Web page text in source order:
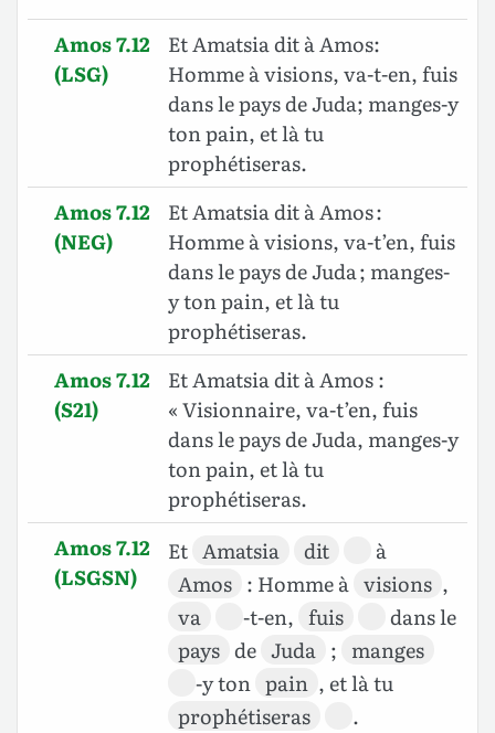
Amos 7.12
(LSG)
Et Amatsia dit à Amos:
Homme à visions, va-t-en, fuis
dans le pays de Juda; manges-y
ton pain, et là tu
prophétiseras.
Amos 7.12
(NEG)
Et Amatsia dit à Amos :
Homme à visions, va-t’en, fuis
dans le pays de Juda ; manges-
y ton pain, et là tu
prophétiseras.
Amos 7.12
(S21)
Et Amatsia dit à Amos :
« Visionnaire, va-t’en, fuis
dans le pays de Juda, manges-y
ton pain, et là tu
prophétiseras.
Amos 7.12
(LSGSN)
Et Amatsia dit
à
Amos : Homme à visions ,
va
-t-en, fuis
dans le
pays de Juda ; manges
-y ton pain , et là tu
prophétiseras
.